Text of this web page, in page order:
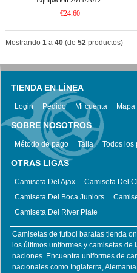
€24.60
Mostrando 1a 40(de 52productos)
TIENDA EN LÍNEA
Login Pedido Mi cuenta
SOBRE NOSOTROS
Método de pago Talla Todos los
OTRAS LIGAS
Camiseta Del Ajax
Camiseta Del
Camiseta Del Boca Juniors
Camiseta Del River Plate
Camisetas de futbol baratas tienda
los últimos uniformes y camisetas
naciones. Encuentra uniformes de
nacionales como Inglaterra,